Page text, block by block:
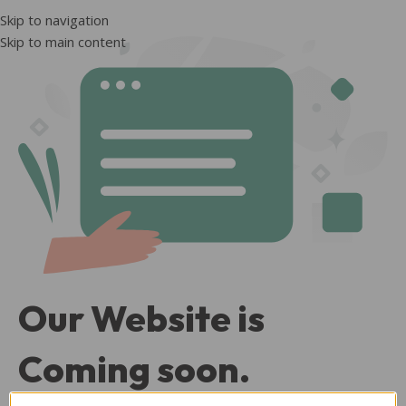
Skip to navigation
Skip to main content
Our Website is
Coming soon.